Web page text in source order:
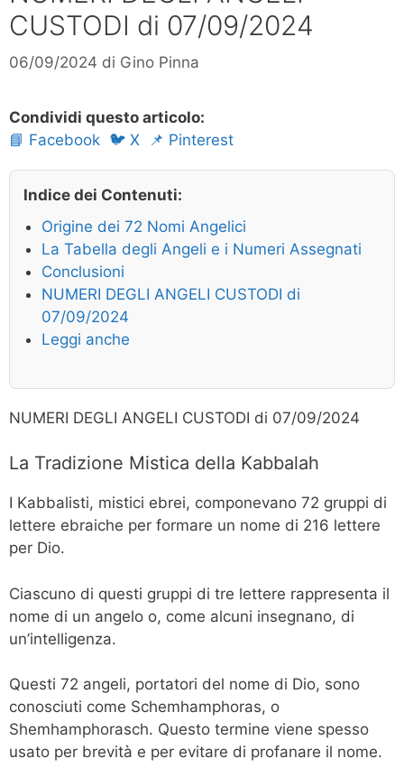
CUSTODI di 07/09/2024
06/09/2024 di Gino Pinna
Condividi questo articolo:
📘 Facebook 🐦 X 📌 Pinterest
Indice dei Contenuti:
Origine dei 72 Nomi Angelici
La Tabella degli Angeli e i Numeri Assegnati
Conclusioni
NUMERI DEGLI ANGELI CUSTODI di
07/09/2024
Leggi anche
NUMERI DEGLI ANGELI CUSTODI di 07/09/2024
La Tradizione Mistica della Kabbalah
I Kabbalisti, mistici ebrei, componevano 72 gruppi di
lettere ebraiche per formare un nome di 216 lettere
per Dio.
Ciascuno di questi gruppi di tre lettere rappresenta il
nome di un angelo o, come alcuni insegnano, di
un’intelligenza.
Questi 72 angeli, portatori del nome di Dio, sono
conosciuti come Schemhamphoras, o
Shemhamphorasch. Questo termine viene spesso
usato per brevità e per evitare di profanare il nome.